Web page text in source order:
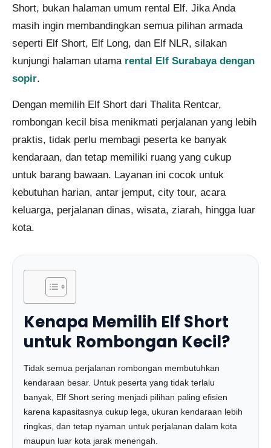
Short, bukan halaman umum rental Elf. Jika Anda
masih ingin membandingkan semua pilihan armada
seperti Elf Short, Elf Long, dan Elf NLR, silakan
kunjungi halaman utama rental Elf Surabaya dengan
sopir.
Dengan memilih Elf Short dari Thalita Rentcar,
rombongan kecil bisa menikmati perjalanan yang lebih
praktis, tidak perlu membagi peserta ke banyak
kendaraan, dan tetap memiliki ruang yang cukup
untuk barang bawaan. Layanan ini cocok untuk
kebutuhan harian, antar jemput, city tour, acara
keluarga, perjalanan dinas, wisata, ziarah, hingga luar
kota.
Kenapa Memilih Elf Short
untuk Rombongan Kecil?
Tidak semua perjalanan rombongan membutuhkan
kendaraan besar. Untuk peserta yang tidak terlalu
banyak, Elf Short sering menjadi pilihan paling efisien
karena kapasitasnya cukup lega, ukuran kendaraan lebih
ringkas, dan tetap nyaman untuk perjalanan dalam kota
maupun luar kota jarak menengah.